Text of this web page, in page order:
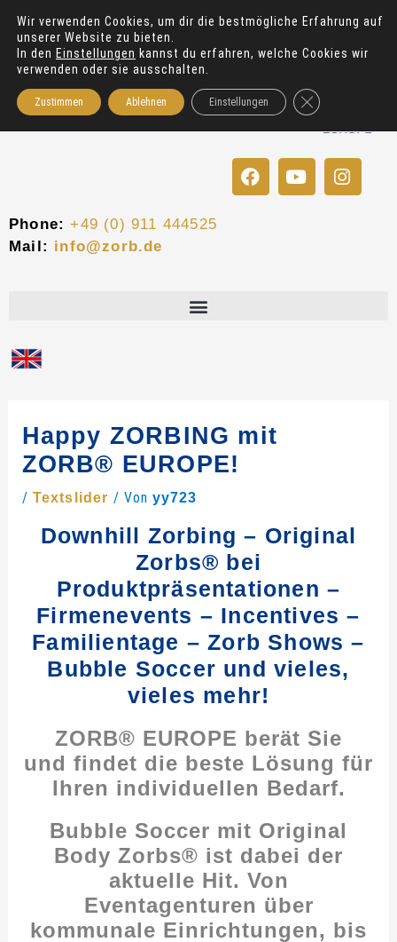
Inhalt
springen
F
a
Y
o
I
n
Phone: +49 (0) 911 444525
Mail: info@zorb.de
Happy ZORBING mit
ZORB® EUROPE!
/ Textslider / Von yy723
Downhill Zorbing – Original
Zorbs® bei
Produktpräsentationen –
Firmenevents – Incentives –
Familientage – Zorb Shows –
Bubble Soccer und vieles,
vieles mehr!
ZORB® EUROPE berät Sie
und findet die beste Lösung für
Ihren individuellen Bedarf.
Bubble Soccer mit Original
Body Zorbs® ist dabei der
aktuelle Hit. Von
Eventagenturen über
kommunale Einrichtungen, bis
Wir verwenden Cookies, um dir die bestmögliche Erfahrung auf
unserer Website zu bieten.
In den Einstellungen kannst du erfahren, welche Cookies wir
verwenden oder sie ausschalten.
Zustimmen Ablehnen Einstellungen GDPR Cookie-